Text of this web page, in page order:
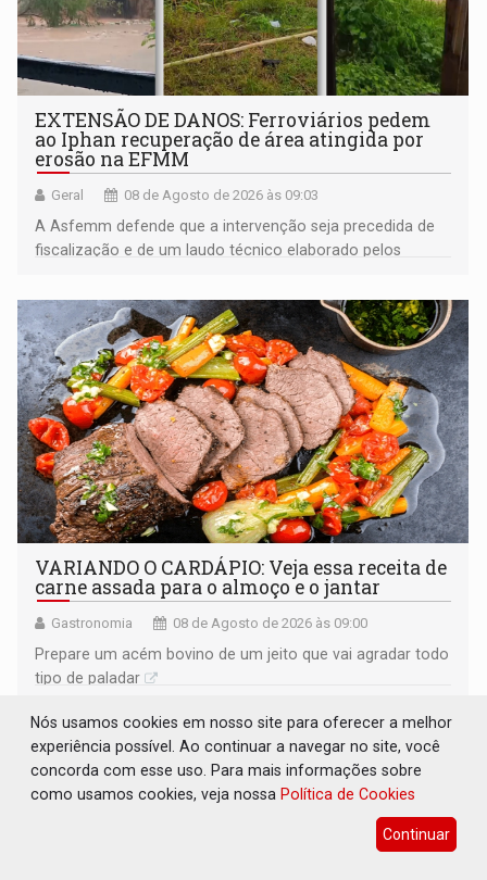
EXTENSÃO DE DANOS: Ferroviários pedem
ao Iphan recuperação de área atingida por
erosão na EFMM
Geral 08 de Agosto de 2026 às 09:03
A Asfemm defende que a intervenção seja precedida de
fiscalização e de um laudo técnico elaborado pelos
VARIANDO O CARDÁPIO: Veja essa receita de
carne assada para o almoço e o jantar
Gastronomia 08 de Agosto de 2026 às 09:00
Prepare um acém bovino de um jeito que vai agradar todo
tipo de paladar
Nós usamos cookies em nosso site para oferecer a melhor
experiência possível. Ao continuar a navegar no site, você
concorda com esse uso. Para mais informações sobre
como usamos cookies, veja nossa Política de Cookies
Continuar